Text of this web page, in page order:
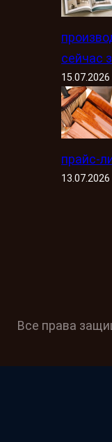
сейчас
15.07.2026
прайс-
13.07.2026
Все права